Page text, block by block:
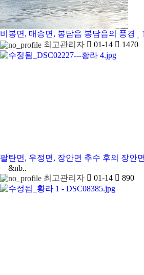
비봉면, 매송면, 봉담읍 봉담읍의 풍경
1
최고관리자
01-14 1470
팔탄면, 우정면, 장안면 추수 후의 장안면
&nb..
최고관리자
01-14 890